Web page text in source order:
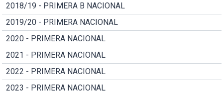
2018/19 - PRIMERA B NACIONAL
2019/20 - PRIMERA NACIONAL
2020 - PRIMERA NACIONAL
2021 - PRIMERA NACIONAL
2022 - PRIMERA NACIONAL
2023 - PRIMERA NACIONAL